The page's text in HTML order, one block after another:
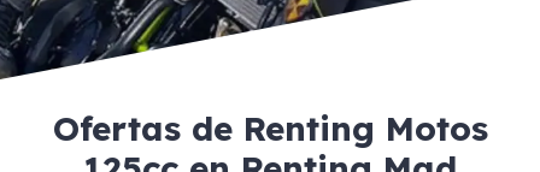
Ofertas de Renting Motos